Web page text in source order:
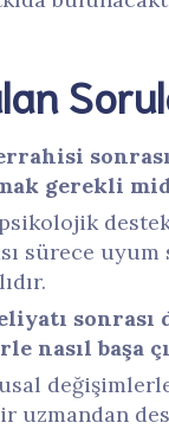
gerekli
sürece
sonrası
nasıl başa
uzmandan